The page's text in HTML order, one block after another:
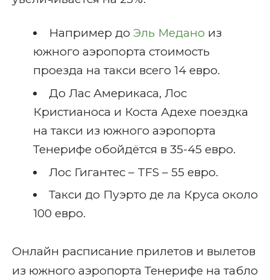
Например до Эль Медано из
южного аэропорта стоимость
проезда на такси всего 14 евро.
До Лас Америкаса, Лос
Кристианоса и Коста Адехе поездка
на такси из южного аэропорта
Тенерифе обойдётся в 35-45 евро.
Лос Гигантес – TFS – 55 евро.
Такси до Пуэрто де ла Круса около
100 евро.
Онлайн расписание прилетов и вылетов
из южного аэропорта Тенерифе на табло